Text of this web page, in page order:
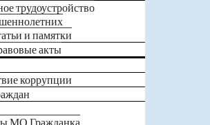
трудоустройство
и памятки
акты
коррупции
МО Гражданка